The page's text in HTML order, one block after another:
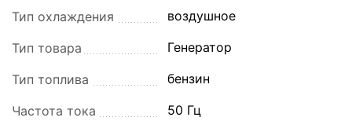
Тип охлаждения воздушное
Тип товара Генератор
Тип топлива бензин
Частота тока 50 Гц